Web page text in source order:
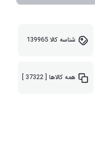
شناسه کالا139965
همه کالاها [ 37322 ]